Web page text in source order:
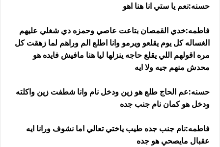
حسنه:نعم يا ستي انا هنا اهو
فاطمه:خدي القمصان بتاعت عاصي وحمزه دي شغلي عليهم
الغساله كل يوم يقلعو ويرمو وانا اطلع الم وراهم لما زهقت كل
مره اقولهم اللي يقلع حاجه ينزلها ليا هنا مافيش فايده هو
محدش منهم جيه ولا ايه
حسنه:عم الحاج طلع هو زين ودخل نام وانا شطفت زين واكلته
ودخل هو كمان نام جنب جده
فاطمه:نام جنب جده طيب ياختي تعالي اما نشوف ورانا ايه
عقبال مايصحي هو جده